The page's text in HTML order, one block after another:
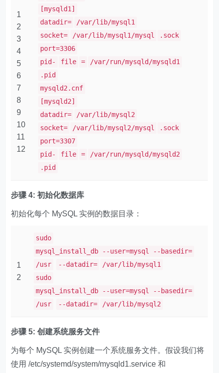
1
2
3
4
5
6
7
8
9
10
11
12
[mysqld1]
datadir=
/var/lib/mysql1
socket=
/var/lib/mysql1/mysql
.sock
port=3306
pid-
file =
/var/run/mysqld/mysqld1
.pid
mysqld2.cnf
[mysqld2]
datadir=
/var/lib/mysql2
socket=
/var/lib/mysql2/mysql
.sock
port=3307
pid-
file =
/var/run/mysqld/mysqld2
.pid
步骤 4: 初始化数据库
初始化每个 MySQL 实例的数据目录：
1
2
sudo
mysql_install_db --user=mysql --basedir=
/usr
--datadir=
/var/lib/mysql1
sudo
mysql_install_db --user=mysql --basedir=
/usr
--datadir= /var/lib/mysql2
步骤 5: 创建系统服务文件
为每个 MySQL 实例创建一个系统服务文件。假设我们将
使用 ​​/etc/systemd/system/mysqld1.service​​ 和 ​​